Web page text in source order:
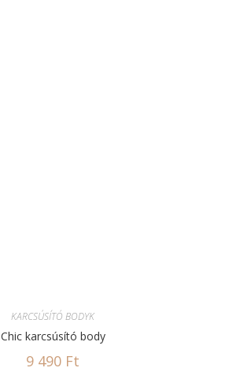
KARCSÚSÍTÓ BODYK
Chic karcsúsító body
9 490 Ft